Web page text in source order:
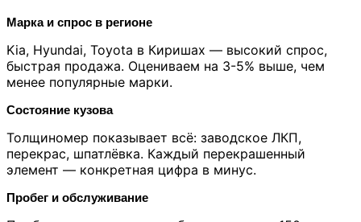
Марка и спрос в регионе
Kia, Hyundai, Toyota в Киришах — высокий спрос,
быстрая продажа. Оцениваем на 3-5% выше, чем
менее популярные марки.
Состояние кузова
Толщиномер показывает всё: заводское ЛКП,
перекрас, шпатлёвка. Каждый перекрашенный
элемент — конкретная цифра в минус.
Пробег и обслуживание